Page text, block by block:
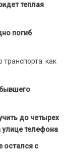
теплая
погиб
как
до четырех
телефона
остался с